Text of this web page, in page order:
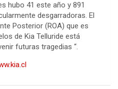
hubo 41 este año y 891
desgarradoras. El
Posterior (ROA) que es
de Kia Telluride está
futuras tragedias “.